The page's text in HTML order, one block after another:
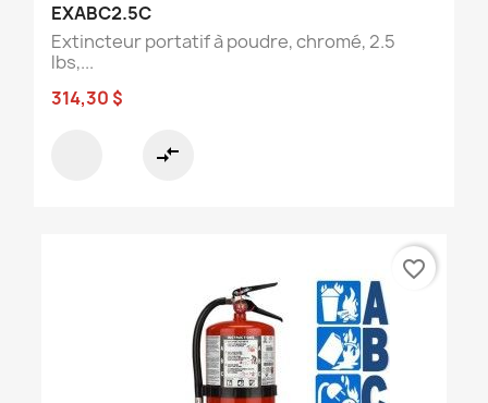
EXABC2.5C
Extincteur portatif à poudre, chromé, 2.5
lbs,...
314,30 $
compare_arrows
favorite_border